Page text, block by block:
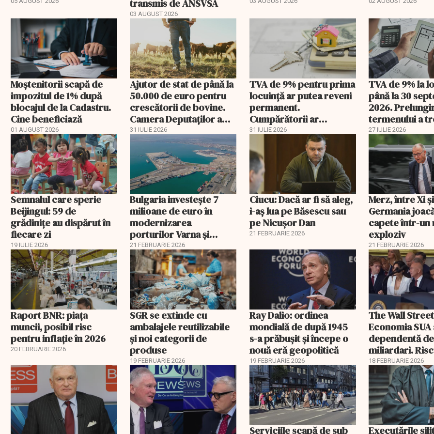
transmis de ANSVSA
03 AUGUST 2026
Moștenitorii scapă de
impozitul de 1% după
blocajul de la Cadastru.
Cine beneficiază
01 AUGUST 2026
Ajutor de stat de până la
50.000 de euro pentru
crescătorii de bovine.
Camera Deputaților a
aprobat schema
31 IULIE 2026
TVA de 9% pentru prima
locuință ar putea reveni
permanent.
Cumpărătorii ar
economisi zeci de mii de
31 IULIE 2026
TVA de 9% la
până la 30
2026.
termenului a
comisia din
27 IULIE 2026
Semnalul care sperie
Beijingul: 59 de
grădinițe au dispărut în
fiecare zi
19 IULIE 2026
Bulgaria investește 7
milioane de euro în
modernizarea
porturilor Varna și
Burgas
21 FEBRUARIE 2026
Ciucu: Dacă ar fi să aleg,
i-aș lua pe Băsescu sau
pe Nicușor Dan
21 FEBRUARIE 2026
Merz, între Xi
Germania
capete într-un
exploziv
21 FEBRUARIE 2026
Raport BNR: piața
muncii, posibil risc
pentru inflație în 2026
20 FEBRUARIE 2026
SGR se extinde cu
ambalajele reutilizabile
și noi categorii de
produse
19 FEBRUARIE 2026
Ray Dalio: ordinea
mondială de după 1945
s-a prăbușit și începe o
nouă eră geopolitică
19 FEBRUARIE 2026
The Wall
Economia
dependentă de
miliardari.
pentru burse
18 FEBRUARIE 2026
EXCLUSIV EXCLUSIV
Serviciile scapă de sub Executările